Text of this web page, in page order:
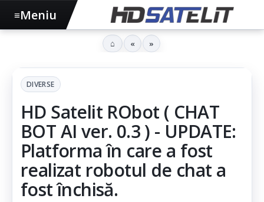
DIVERSE
HD Satelit RObot ( CHAT
BOT AI ver. 0.3 ) - UPDATE:
Platforma în care a fost
realizat robotul de chat a
fost închisă.
≡Meniu
⌂ « »